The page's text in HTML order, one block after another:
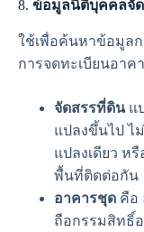
8. ข้อมูลนิติบุคคลจั
ใช้เพื่อค้นหาข้อมูล
การจดทะเบียนอาค
จัดสรรที่ดินแ
แปลงขึ้นไป ไ
แปลงเดียว ห
พื้นที่ติดต่อกัน
อาคารชุด คือ
ถือกรรมสิทธิ์